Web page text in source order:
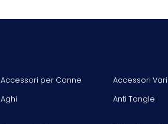
Accessori per Canne
Accessori Vari
Aghi Anti Tangle